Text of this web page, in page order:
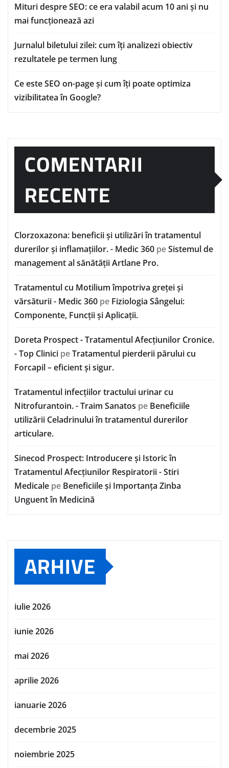
Mituri despre SEO: ce era valabil acum 10 ani și nu
mai funcționează azi
Jurnalul biletului zilei: cum îți analizezi obiectiv
rezultatele pe termen lung
Ce este SEO on-page și cum îți poate optimiza
vizibilitatea în Google?
COMENTARII
RECENTE
Clorzoxazona: beneficii și utilizări în tratamentul
durerilor și inflamațiilor. - Medic 360 peSistemul de
management al sănătății Artlane Pro.
Tratamentul cu Motilium împotriva greței și
vărsăturii - Medic 360 pe Fiziologia Sângelui:
Componente, Funcții și Aplicații.
Doreta Prospect - Tratamentul Afecțiunilor Cronice.
- Top Clinici peTratamentul pierderii părului cu
Forcapil – eficient și sigur.
Tratamentul infecțiilor tractului urinar cu
Nitrofurantoin. - Traim Sanatos pe Beneficiile
utilizării Celadrinului în tratamentul durerilor
articulare.
Sinecod Prospect: Introducere și Istoric în
Tratamentul Afecțiunilor Respiratorii - Stiri
Medicale pe Beneficiile și Importanța Zinba
Unguent în Medicină
ARHIVE
iulie 2026
iunie 2026
mai 2026
aprilie 2026
ianuarie 2026
decembrie 2025
noiembrie 2025